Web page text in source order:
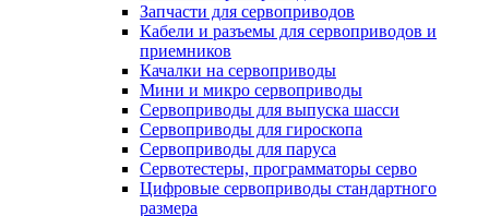
Запчасти для сервоприводов
Кабели и разъемы для сервоприводов и
приемников
Качалки на сервоприводы
Мини и микро сервоприводы
Сервоприводы для выпуска шасси
Сервоприводы для гироскопа
Сервоприводы для паруса
Сервотестеры, программаторы серво
Цифровые сервоприводы стандартного
размера